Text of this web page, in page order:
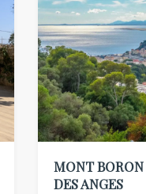
MONT BORON
DES ANGES